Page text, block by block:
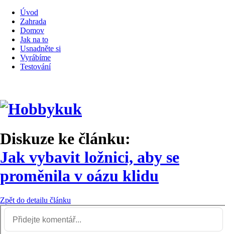
Úvod
Zahrada
Domov
Jak na to
Usnadněte si
Vyrábíme
Testování
Diskuze ke článku:
Jak vybavit ložnici, aby se
proměnila v oázu klidu
Zpět do detailu článku